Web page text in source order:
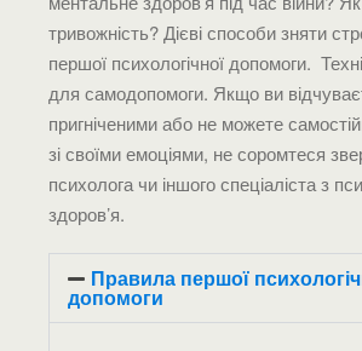
тривожність? Дієві способи зняти
першої психологічної допомоги.
для самодопомоги. Якщо ви
пригніченими або не можете
зі своїми емоціями, не соромтеся
психолога чи іншого спеціаліста з
здоров’я.
Правила першої
допомоги